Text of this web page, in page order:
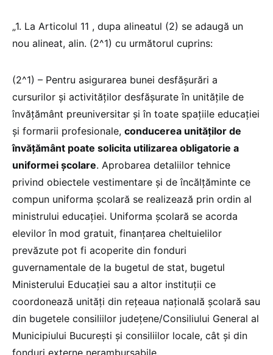
„1. La Articolul 11 , dupa alineatul (2) se adaugă un
nou alineat, alin. (2^1) cu următorul cuprins:
(2^1) – Pentru asigurarea bunei desfășurări a
cursurilor și activităților desfășurate în unitățile de
învățământ preuniversitar și în toate spațiile educației
și formarii profesionale, conducerea unităților de
învățământ poate solicita utilizarea obligatorie a
uniformei școlare. Aprobarea detaliilor tehnice
privind obiectele vestimentare și de încălțăminte ce
compun uniforma școlară se realizează prin ordin al
ministrului educației. Uniforma școlară se acorda
elevilor în mod gratuit, finanțarea cheltuielilor
prevăzute pot fi acoperite din fonduri
guvernamentale de la bugetul de stat, bugetul
Ministerului Educației sau a altor instituții ce
coordonează unități din rețeaua națională școlară sau
din bugetele consiliilor județene/Consiliului General al
Municipiului București și consiliilor locale, cât și din